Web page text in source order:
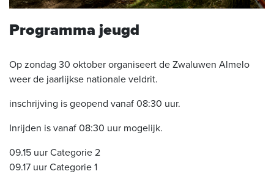
Programma jeugd
Op zondag 30 oktober organiseert de Zwaluwen Almelo
weer de jaarlijkse nationale veldrit.
inschrijving is geopend vanaf 08:30 uur.
Inrijden is vanaf 08:30 uur mogelijk.
09.15 uur Categorie 2
09.17 uur Categorie 1